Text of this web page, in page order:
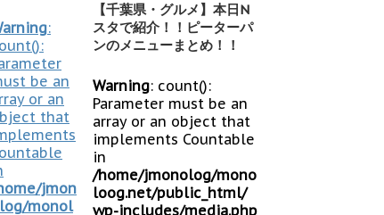
:
be an
or an
that
jmon
monol
【千葉県・グルメ】本日N
スタで紹介！！ピーターパ
ンのメニューまとめ！！
Warning: count():
Parameter must be an
array or an object that
implements Countable
in
/home/jmonolog/mono
loog.net/public_html/
wp-includes/media.php